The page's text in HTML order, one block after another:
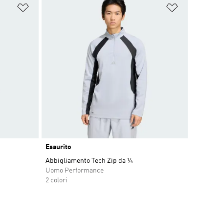
Aggiungi alla lista dei desideri
Esaurito
Abbigliamento Tech Zip da ¼
Uomo Performance
2 colori